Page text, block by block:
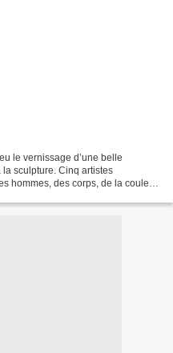
le vernissage d’une belle
la sculpture. Cinq artistes
hommes, des corps, de la couleur,